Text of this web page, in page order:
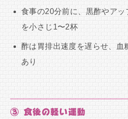
食事の20分前に、黒酢やアッ
を小さじ1〜2杯
酢は胃排出速度を遅らせ、血
あり
③ 食後の軽い運動